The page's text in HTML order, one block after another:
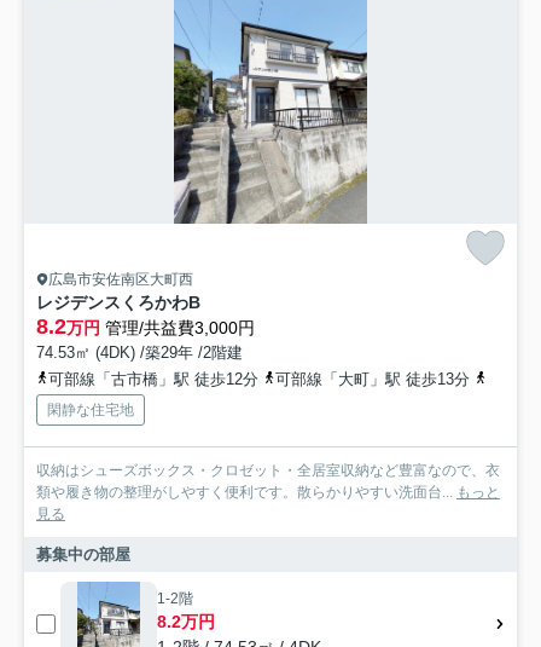
広島市安佐南区大町西
レジデンスくろかわB
8.2万円 管理/共益費3,000円
74.53㎡ (4DK) /築29年 /2階建
可部線「古市橋」駅 徒歩12分
可部線「大町」駅 徒歩13分
閑静な住宅地
収納はシューズボックス・クロゼット・全居室収納など豊富なので、衣
類や履き物の整理がしやすく便利です。散らかりやすい洗面台... もっと
見る
募集中の部屋
1-2階
8.2万円